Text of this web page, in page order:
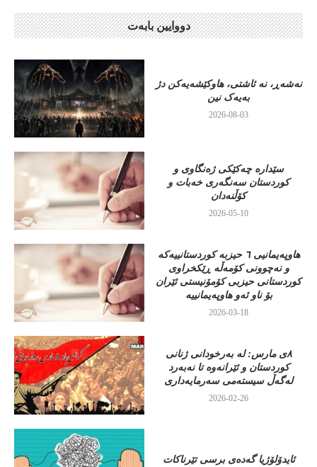
دووایین بابەت
نەشەڕ، نە ئاشتی، هاوکێشەیەکن دژ
بەیەک نین
2026-08-03
سێدارە چەکێکی ژەنگاوی و
کوردستان سەنگەری خەبات و
کۆڵنەدان
2026-05-10
هاوپەیمانیی ٦ حیزبە کوردستانییەکە
و نەچوونی کۆمەڵە ڕێکخراوی
کوردستانی حیزبی کۆمۆنیستی ئێران
بۆ ناو ئەو هاوپەیمانییە
2026-03-18
٨ی مارس: لە بەرخودانی ژنانی
کوردستان و ئێرانەوە تا نەبەرد
لەگەڵ سیستەمی سەرمایەداری
2026-02-26
ئایدۆلۆژیا گەدەی برسی تێرناکات